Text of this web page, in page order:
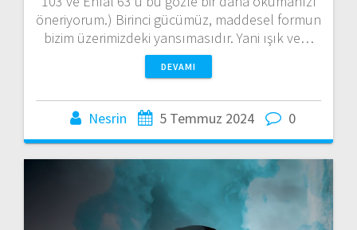
öneriyorum.) Birinci gücümüz, maddesel formun
bizim üzerimizdeki yansımasıdır. Yani ışık ve…
DEVAMI
Nesrin 5 Temmuz 2024 0